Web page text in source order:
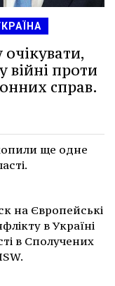
війні проти
справ.
ще одне
на Європейські
в Україні
в Сполучених